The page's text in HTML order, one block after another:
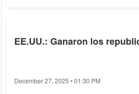
EE.UU.: Ganaron los
December 27, 2025 • 01:30 PM